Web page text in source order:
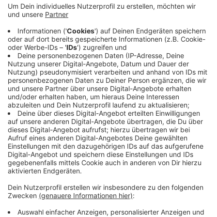
Heute gibt die Stadt einen Zwischenstand zu den
Plänen. Sie hat Probleme ein passendes Planungsbüro
zu finden. Experten, die sich mit Bikeparks auskennen,
seien rar. Die Stadt Olfen will aber dran bleiben und die
Pläne weiter vorantreiben. Zuletzt hatte sie sich
verschiedene fertige Bikeparks angeschaut. Zum
Beispiel den in Lüdinghausen. Er könnte als Vorbild
dienen.
Anzeige